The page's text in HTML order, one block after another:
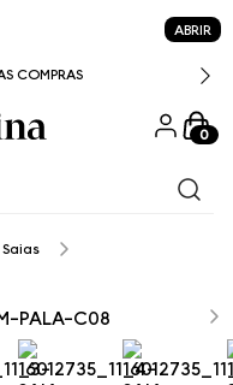
ABRIR
COMPRAS
0
Saias